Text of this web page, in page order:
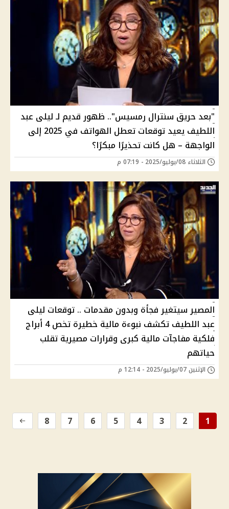
"بعد حريق سنترال رمسيس".. ظهور قديم لـ ليلى عبد
اللطيف يعيد توقعات تعطل الهواتف في 2025 إلى
الواجهة – هل كانت تحذيرًا مبكرًا؟
الثلاثاء 08/يوليو/2025 - 07:19 م
المصير سيتغير فجأة وبدون مقدمات .. توقعات ليلى
عبد اللطيف تكشف نبوءة مالية خطيرة تخص 4 أبراج
فلكية مفاجآت مالية كبرى وقرارات مصيرية تقلب
حياتهم
الإثنين 07/يوليو/2025 - 12:14 م
1
2
3
4
5
6
7
8